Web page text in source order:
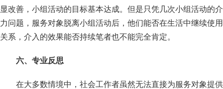
显改善，小组活动的目标基本达成。但是只凭几次小组活动的
力问题，服务对象脱离小组活动后，他们能否在生活中继续使
关系，介入的效果能否持续笔者也不能完全肯定。
六、专业反思
在大多数情境中，社会工作者虽然无法直接为服务对象提